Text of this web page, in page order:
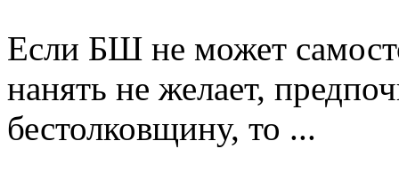
Если БШ не может
нанять не желает,
бестолковщину, то ...